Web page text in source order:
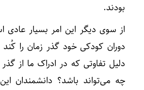
بودند.
از سوی دیگر این امر بسیار عادی
دوران کودکی خود گذر زمان را کُند
دلیل تفاوتی که در ادراک ما از
چه می‌تواند باشد؟ دانشمندان